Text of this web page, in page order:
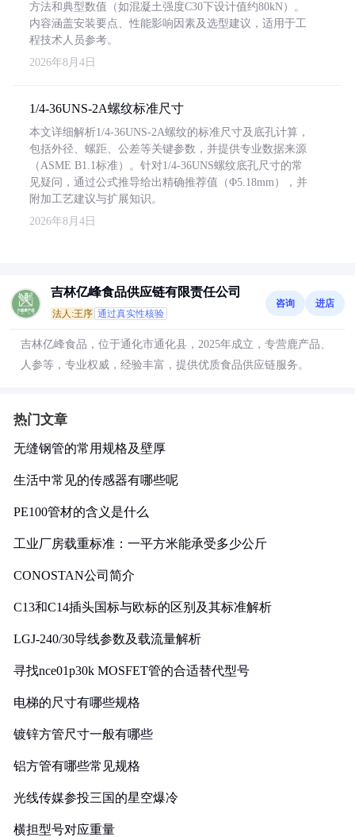
方法和典型数值（如混凝土强度C30下设计值约80kN）。
内容涵盖安装要点、性能影响因素及选型建议，适用于工
程技术人员参考。
2026年8月4日
1/4-36UNS-2A螺纹标准尺寸
本文详细解析1/4-36UNS-2A螺纹的标准尺寸及底孔计算，
包括外径、螺距、公差等关键参数，并提供专业数据来源
（ASME B1.1标准）。针对1/4-36UNS螺纹底孔尺寸的常
见疑问，通过公式推导给出精确推荐值（Φ5.18mm），并
附加工艺建议与扩展知识。
2026年8月4日
吉林亿峰食品供应链有限责任公司
法人:王序 通过真实性核验
咨询 进店
吉林亿峰食品，位于通化市通化县，2025年成立，专营鹿产品、
人参等，专业权威，经验丰富，提供优质食品供应链服务。
热门文章
无缝钢管的常用规格及壁厚
生活中常见的传感器有哪些呢
PE100管材的含义是什么
工业厂房载重标准：一平方米能承受多少公斤
CONOSTAN公司简介
C13和C14插头国标与欧标的区别及其标准解析
LGJ-240/30导线参数及载流量解析
寻找nce01p30k MOSFET管的合适替代型号
电梯的尺寸有哪些规格
镀锌方管尺寸一般有哪些
铝方管有哪些常见规格
光线传媒参投三国的星空爆冷
横担型号对应重量